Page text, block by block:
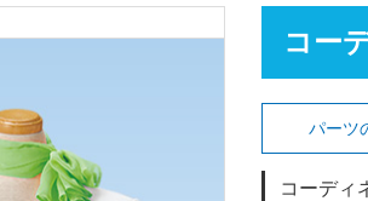
コー
パーツ
コーディ